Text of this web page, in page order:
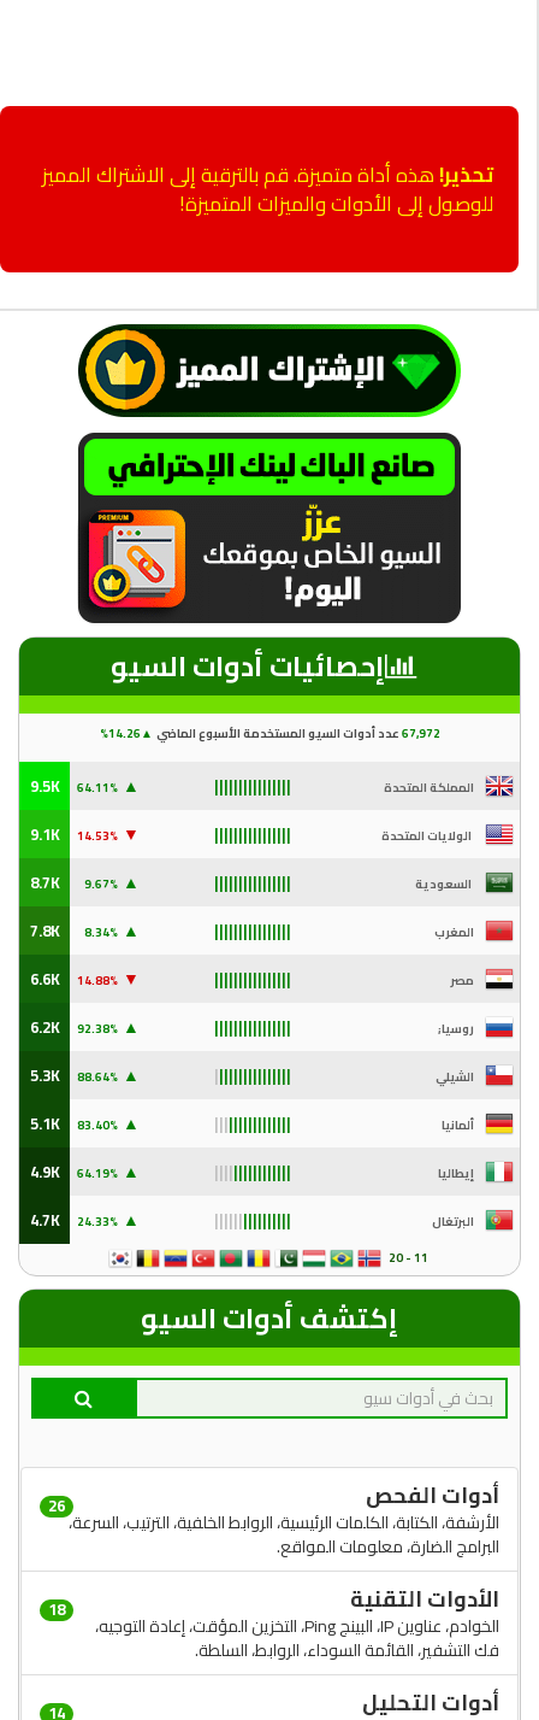
تحذير!هذه أداة متميزة. قم بالترقية إلى الاشتراك المميز
للوصول إلى الأدوات والميزات المتميزة!
إحصائيات أدوات السيو
67,972 عدد أدوات السيو المستخدمة الأسبوع الماضي ▲
14.26%
المملكة المتحدة ▲
9.5K
الولايات المتحدة ▼
.53%
9.1K
السعودية ▲
.67%
8.7K
المغرب ▲
7.8K
مصر ▼
.88%
6.6K
روسيا; ▲
.38%
6.2K
الشيلي ▲
.64%
5.3K
ألمانيا ▲
.40%
5.1K
إيطاليا ▲
.19%
4.9K
البرتغال ▲
.33%
4.7K
إكتشف أدوات السيو
أدوات الفحص
الأرشفة، الكتابة، الكلمات الرئيسية، الروابط الخلفية، الترتيب، السرعة،
البرامج الضارة، معلومات المواقع.
26
الأدوات التقنية
الخوادم، عناوين IP، البينج Ping، التخزين المؤقت، إعادة التوجيه،
فك التشفير، القائمة السوداء، الروابط، السلطة.
18
أدوات التحليل 14